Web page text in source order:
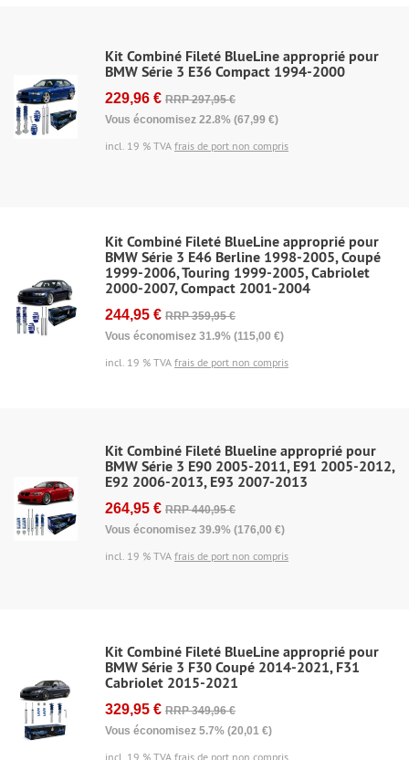
Kit Combiné Fileté BlueLine approprié pour
BMW Série 3 E36 Compact 1994-2000
229,96 € RRP 297,95 €
Vous économisez 22.8% (67,99 €)
incl. 19 % TVA frais de port non compris
Kit Combiné Fileté BlueLine approprié pour
BMW Série 3 E46 Berline 1998-2005, Coupé
1999-2006, Touring 1999-2005, Cabriolet
2000-2007, Compact 2001-2004
244,95 € RRP 359,95 €
Vous économisez 31.9% (115,00 €)
incl. 19 % TVA frais de port non compris
Kit Combiné Fileté Blueline approprié pour
BMW Série 3 E90 2005-2011, E91 2005-2012,
E92 2006-2013, E93 2007-2013
264,95 € RRP 440,95 €
Vous économisez 39.9% (176,00 €)
incl. 19 % TVA frais de port non compris
Kit Combiné Fileté BlueLine approprié pour
BMW Série 3 F30 Coupé 2014-2021, F31
Cabriolet 2015-2021
329,95 € RRP 349,96 €
Vous économisez 5.7% (20,01 €)
incl. 19 % TVA frais de port non compris